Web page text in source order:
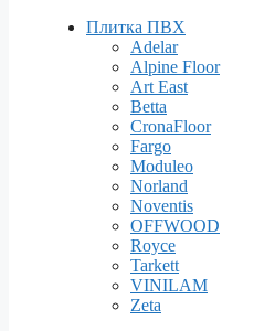
Плитка ПВХ
Adelar
Alpine Floor
Art East
Betta
CronaFloor
Fargo
Moduleo
Norland
Noventis
OFFWOOD
Royce
Tarkett
VINILAM
Zeta